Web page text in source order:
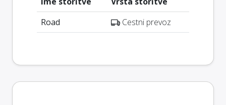
Road
Cestni prevoz